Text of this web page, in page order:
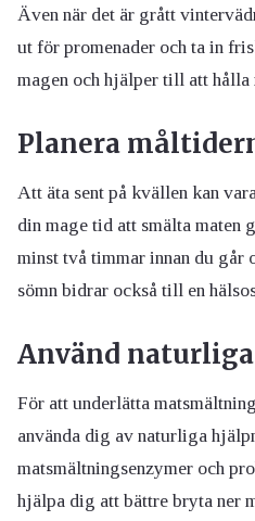
Även när det är grått
ut för promenader och ta in
magen och hjälper till att hålla
Planera
Att äta sent på kvällen kan
din mage tid att smälta maten
minst två timmar innan du går
sömn bidrar också till en
Använd
För att underlätta
använda dig av naturliga
matsmältningsenzymer och
hjälpa dig att bättre bryta ner